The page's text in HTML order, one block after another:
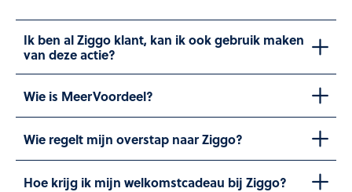
Ik ben al Ziggo klant, kan ik ook gebruik maken
van deze actie?
Wie is MeerVoordeel?
Wie regelt mijn overstap naar Ziggo?
Hoe krijg ik mijn welkomstcadeau bij Ziggo?